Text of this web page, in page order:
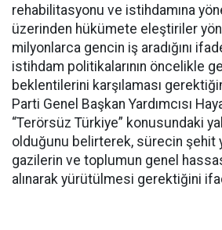
rehabilitasyonu ve istihdamına
üzerinden hükümete eleştiriler
milyonlarca gencin iş aradığını
istihdam politikalarının öncelikle
beklentilerini karşılaması
Parti Genel Başkan Yardımcısı
“Terörsüz Türkiye” konusundaki
olduğunu belirterek, sürecin şehit
gazilerin ve toplumun genel
alınarak yürütülmesi gerektiğini